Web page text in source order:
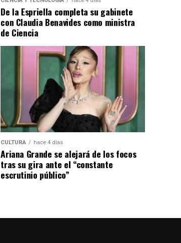
De la Espriella completa su gabinete
con Claudia Benavides como ministra
de Ciencia
CULTURA hace 4 días
Ariana Grande se alejará de los focos
tras su gira ante el “constante
escrutinio público”